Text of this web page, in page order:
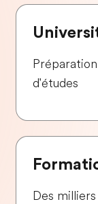
d'études
Des